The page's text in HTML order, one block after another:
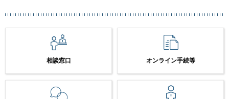
相談窓口 オンライン手続等